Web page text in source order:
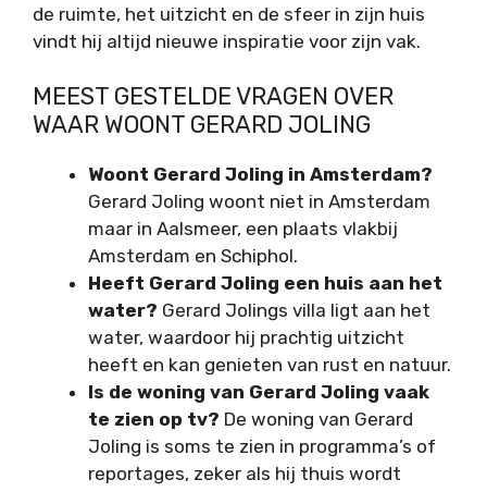
de ruimte, het uitzicht en de sfeer in zijn huis
vindt hij altijd nieuwe inspiratie voor zijn vak.
MEEST GESTELDE VRAGEN OVER
WAAR WOONT GERARD JOLING
Woont Gerard Joling in Amsterdam?
Gerard Joling woont niet in Amsterdam
maar in Aalsmeer, een plaats vlakbij
Amsterdam en Schiphol.
Heeft Gerard Joling een huis aan het
water? Gerard Jolings villa ligt aan het
water, waardoor hij prachtig uitzicht
heeft en kan genieten van rust en natuur.
Is de woning van Gerard Joling vaak
te zien op tv? De woning van Gerard
Joling is soms te zien in programma’s of
reportages, zeker als hij thuis wordt